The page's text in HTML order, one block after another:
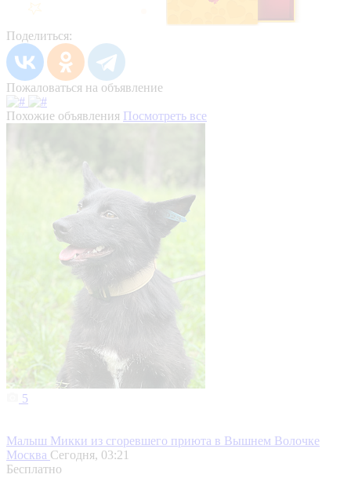
Поделиться:
Пожаловаться на объявление
Похожие объявления Посмотреть все
5
Малыш Микки из сгоревшего приюта в Вышнем Волочке
Москва Сегодня, 03:21
Бесплатно